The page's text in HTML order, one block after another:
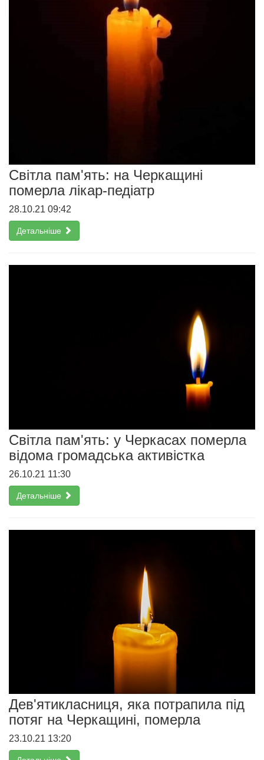
Світла пам'ять: на Черкащині
померла лікар-педіатр
28.10.21 09:42
Детальніше
Світла пам'ять: у Черкасах померла
відома громадська активістка
26.10.21 11:30
Детальніше
Дев'ятикласниця, яка потрапила під
потяг на Черкащині, померла
23.10.21 13:20